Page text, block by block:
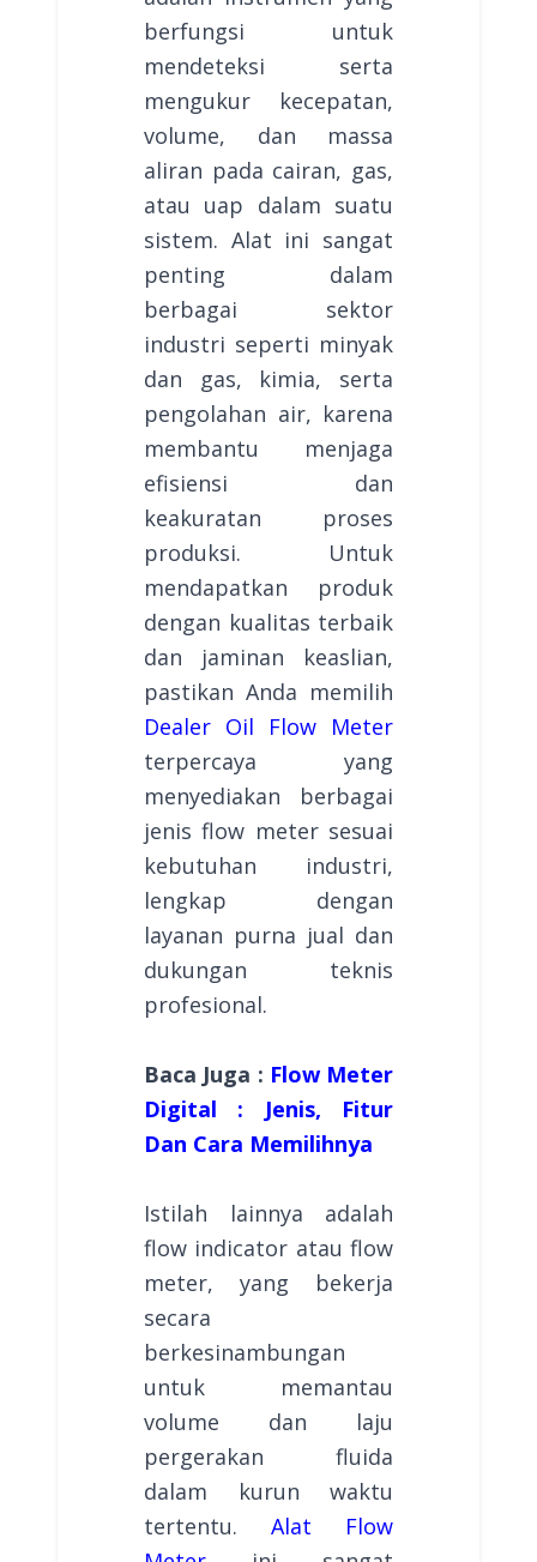
berfungsi untuk
mendeteksi serta
mengukur kecepatan,
volume, dan massa
aliran pada cairan, gas,
atau uap dalam suatu
sistem. Alat ini sangat
penting dalam
berbagai sektor
industri seperti minyak
dan gas, kimia, serta
pengolahan air, karena
membantu menjaga
efisiensi dan
keakuratan proses
produksi. Untuk
mendapatkan produk
dengan kualitas terbaik
dan jaminan keaslian,
pastikan Anda memilih
Dealer Oil Flow Meter
terpercaya yang
menyediakan berbagai
jenis flow meter sesuai
kebutuhan industri,
lengkap dengan
layanan purna jual dan
dukungan teknis
profesional.
Baca Juga : Flow Meter
Digital : Jenis, Fitur
Dan Cara Memilihnya
Istilah lainnya adalah
flow indicator atau flow
meter, yang bekerja
secara
berkesinambungan
untuk memantau
volume dan laju
pergerakan fluida
dalam kurun waktu
tertentu. Alat Flow